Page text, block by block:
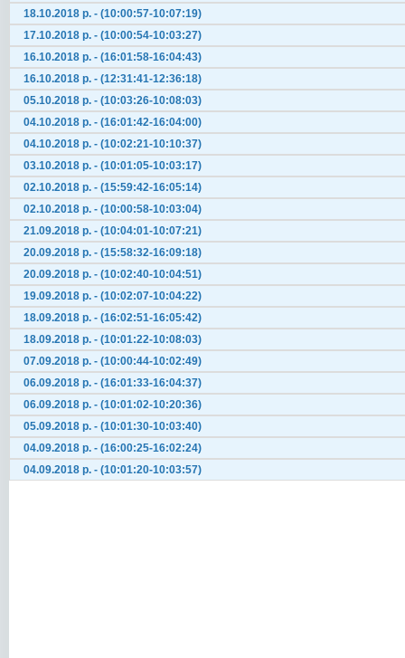
18.10.2018 р. - (10:00:57-10:07:19)
17.10.2018 р. - (10:00:54-10:03:27)
16.10.2018 р. - (16:01:58-16:04:43)
16.10.2018 р. - (12:31:41-12:36:18)
05.10.2018 р. - (10:03:26-10:08:03)
04.10.2018 р. - (16:01:42-16:04:00)
04.10.2018 р. - (10:02:21-10:10:37)
03.10.2018 р. - (10:01:05-10:03:17)
02.10.2018 р. - (15:59:42-16:05:14)
02.10.2018 р. - (10:00:58-10:03:04)
21.09.2018 р. - (10:04:01-10:07:21)
20.09.2018 р. - (15:58:32-16:09:18)
20.09.2018 р. - (10:02:40-10:04:51)
19.09.2018 р. - (10:02:07-10:04:22)
18.09.2018 р. - (16:02:51-16:05:42)
18.09.2018 р. - (10:01:22-10:08:03)
07.09.2018 р. - (10:00:44-10:02:49)
06.09.2018 р. - (16:01:33-16:04:37)
06.09.2018 р. - (10:01:02-10:20:36)
05.09.2018 р. - (10:01:30-10:03:40)
04.09.2018 р. - (16:00:25-16:02:24)
04.09.2018 р. - (10:01:20-10:03:57)